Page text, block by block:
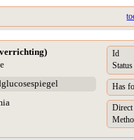
Id
Status
Has
Direct